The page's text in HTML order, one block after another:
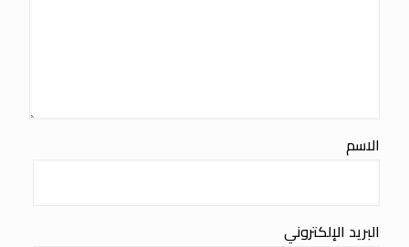
الاسم
البريد الإلكتروني